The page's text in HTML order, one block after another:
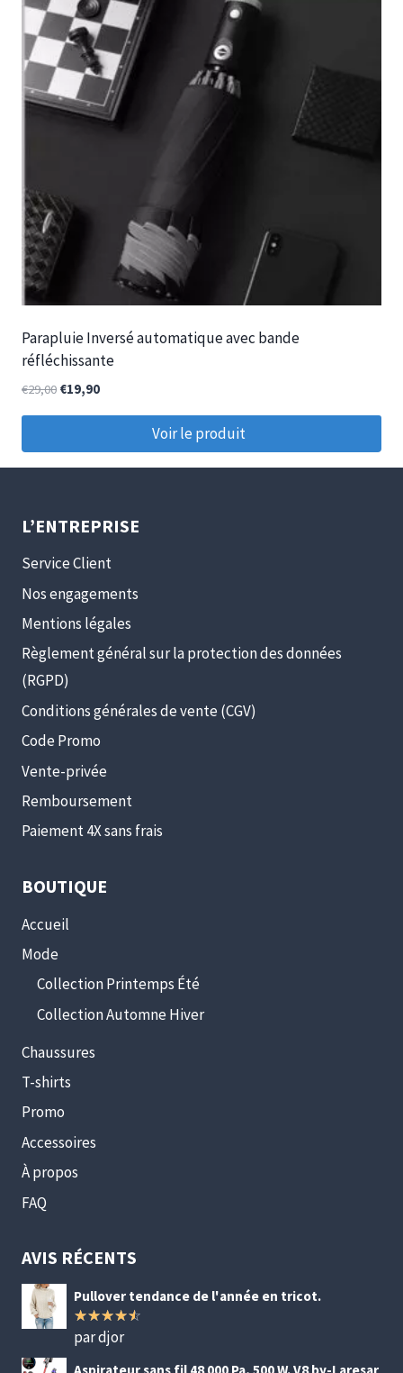
Parapluie Inversé automatique avec bande
réfléchissante
€29,00 €19,90
Voir le produit
L’ENTREPRISE
Service Client
Nos engagements
Mentions légales
Règlement général sur la protection des données
(RGPD)
Conditions générales de vente (CGV)
Code Promo
Vente-privée
Remboursement
Paiement 4X sans frais
BOUTIQUE
Accueil
Mode
Collection Printemps Été
Collection Automne Hiver
Chaussures
T-shirts
Promo
Accessoires
À propos
FAQ
AVIS RÉCENTS
Pullover tendance de l'année en tricot.
Note4
par djor